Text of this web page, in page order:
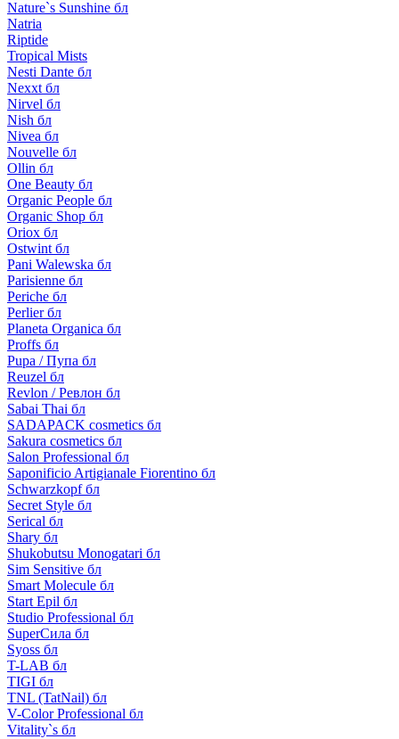
Nature`s Sunshine бл
Natria
Riptide
Tropical Mists
Nesti Dante бл
Nexxt бл
Nirvel бл
Nish бл
Nivea бл
Nouvelle бл
Ollin бл
One Beauty бл
Organic People бл
Organic Shop бл
Oriox бл
Ostwint бл
Pani Walewska бл
Parisienne бл
Periche бл
Perlier бл
Planeta Organica бл
Proffs бл
Pupa / Пупа бл
Reuzel бл
Revlon / Ревлон бл
Sabai Thai бл
SADAPACK cosmetics бл
Sakura cosmetics бл
Salon Professional бл
Saponificio Artigianale Fiorentino бл
Schwarzkopf бл
Secret Style бл
Serical бл
Shary бл
Shukobutsu Monogatari бл
Sim Sensitive бл
Smart Molecule бл
Start Epil бл
Studio Professional бл
SuperСила бл
Syoss бл
T-LAB бл
TIGI бл
TNL (TatNail) бл
V-Color Professional бл
Vitality`s бл